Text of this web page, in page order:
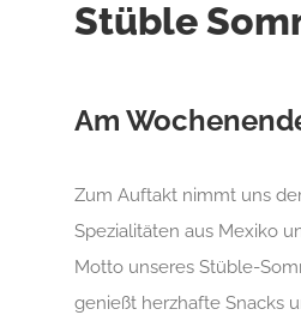
Stüble
Am
Zum Auftakt nimmt uns
Spezialitäten aus Mexiko
Motto unseres Stüble-
genießt herzhafte Snacks